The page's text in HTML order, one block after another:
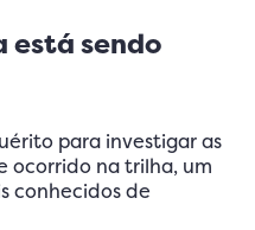
está sendo
para investigar as
ocorrido na trilha, um
conhecidos de